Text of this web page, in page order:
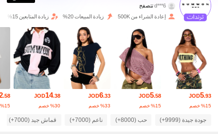
4.86
869K متابعون
869K متابعون
869K متابعون
869K متابعون
4.86 869K متابعون
4.86 869K متابعون
إعادة الشراء من 500K زيادة المبيعات 20% زيادة المتابعين 15%
JOD5.93
‎%15‎ خصم
JOD5.58
‎%15‎ خصم
JOD6.33
‎%33‎ خصم
JOD14.38
‎%30‎ خصم
.58
‎%15‎ خصم
جودة جيدة (9999+) حب (8000+) ناعم (7000+) قماش جيد (7000+)